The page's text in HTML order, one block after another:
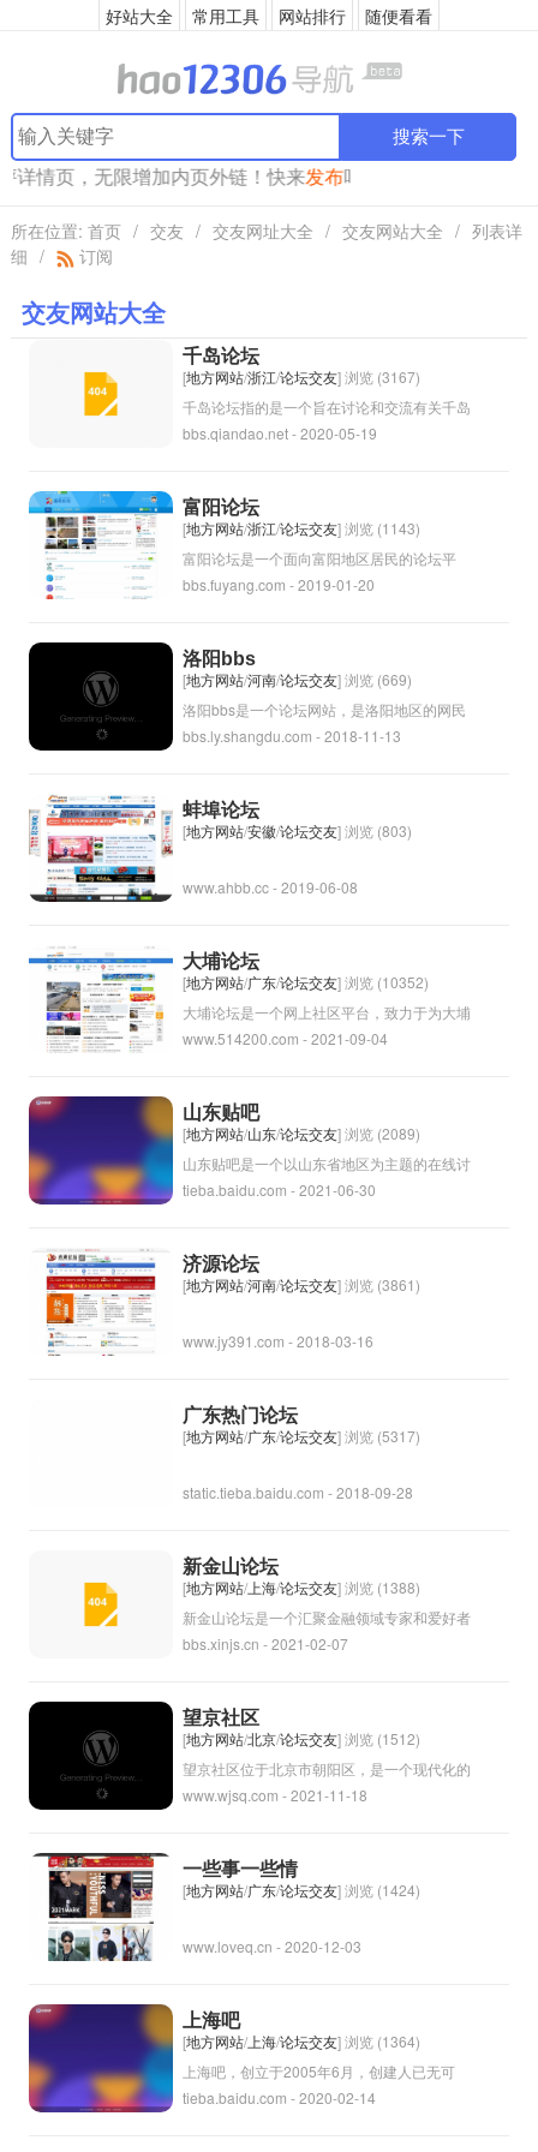
好站大全 常用工具 网站排行 随便看看
搜索一下
评详情页，无限增加内页外链！快来发布
所在位置: 首页 / 交友 / 交友网址大全 / 交友网站大全 / 列表详
细 / 订阅
交友网站大全
千岛论坛
[地方网站/浙江/论坛交友] 浏览 (3167)
千岛论坛指的是一个旨在讨论和交流有关千岛
群岛（或称千岛湖群岛）的论坛或活动。千岛
1078个大小不同的岛屿组成，是中国最大的
人工湖——千岛湖的一部分。千岛湖以其独特
的自然风光和水上娱乐活动而闻名，吸引着大
量游客和旅行者。在千岛论坛上，参与者可以
建议等内容，也可以讨论环境保护、旅游开发
等相关话题。论坛可以促进人们之间的交流和
互动，增进对千岛群岛的了解和关注。
bbs.qiandao.net - 2020-05-19
富阳论坛
[地方网站/浙江/论坛交友] 浏览 (1143)
富阳论坛是一个面向富阳地区居民的论坛平
台，旨在为大家提供交流、互助和分享信息的
话题，包括政治、经济、文化、生活等。在这
个论坛上，人们可以发布帖子、进行讨论、交
流经验和建议，促进社区之间的互动和交流。
富阳论坛也是一个了解富阳地区社会风貌和民
供了良好的平台。
bbs.fuyang.com - 2019-01-20
洛阳bbs
[地方网站/河南/论坛交友] 浏览 (669)
洛阳bbs是一个论坛网站，是洛阳地区的网民
们交流信息、讨论话题的平台。用户可以在该
和经验。网站涵盖的内容广泛，涉及到各个领
域的讨论，包括生活、工作、娱乐、旅游等。
结识新朋友。洛阳bbs旨在打造一个活跃、开
台。
bbs.ly.shangdu.com - 2018-11-13
蚌埠论坛
[地方网站/安徽/论坛交友] 浏览 (803)
www.ahbb.cc - 2019-06-08
大埔论坛
[地方网站/广东/论坛交友] 浏览 (10352)
大埔论坛是一个网上社区平台，致力于为大埔
地区的居民提供交流互动的场所。在论坛上，
等。论坛也可能包括分类板块，涵盖各个领域
的讨论话题，如生活、教育、健康、房地产
等。通过大埔论坛，居民可以更好地了解当地
社区动态，交流意见和建议，促进社区的和谐
www.514200.com - 2021-09-04
山东贴吧
[地方网站/山东/论坛交友] 浏览 (2089)
山东贴吧是一个以山东省地区为主题的在线讨
论平台，用户可以在这里交流关于山东省的各
贴吧也是一个聚集山东人的地方，大家可以互
相交流、交友、分享生活经验等。山东贴吧为
是了解山东的一个窗口。
tieba.baidu.com - 2021-06-30
济源论坛
[地方网站/河南/论坛交友] 浏览 (3861)
www.jy391.com - 2018-03-16
广东热门论坛
[地方网站/广东/论坛交友] 浏览 (5317)
static.tieba.baidu.com - 2018-09-28
新金山论坛
[地方网站/上海/论坛交友] 浏览 (1388)
新金山论坛是一个汇聚金融领域专家和爱好者
的在线论坛，提供金融市场分析、投资策略分
讨论关于金融领域的话题，分享自己的见解和
经验，获取其他用户的意见和建议。论坛旨在
帮助用户更好地了解和把握金融市场动态，提
高投资决策的准确性和效率。
bbs.xinjs.cn - 2021-02-07
望京社区
[地方网站/北京/论坛交友] 浏览 (1512)
望京社区位于北京市朝阳区，是一个现代化的
居住区。该社区拥有完善的基础设施，配套的
境优美，绿化覆盖率较高，是一个宜居的社
区。同时该社区还有一些知名的企业和高科技
生活。
www.wjsq.com - 2021-11-18
一些事一些情
[地方网站/广东/论坛交友] 浏览 (1424)
www.loveq.cn - 2020-12-03
上海吧
[地方网站/上海/论坛交友] 浏览 (1364)
上海吧，创立于2005年6月，创建人已无可
考。上海吧经历了13年的发展，已经从上海
tieba.baidu.com - 2020-02-14